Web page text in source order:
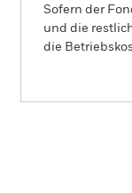
Sofern der
und die
die